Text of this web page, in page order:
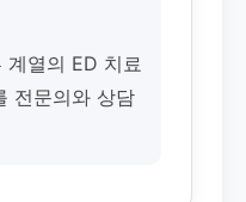
계열의 ED 치료
전문의와 상담